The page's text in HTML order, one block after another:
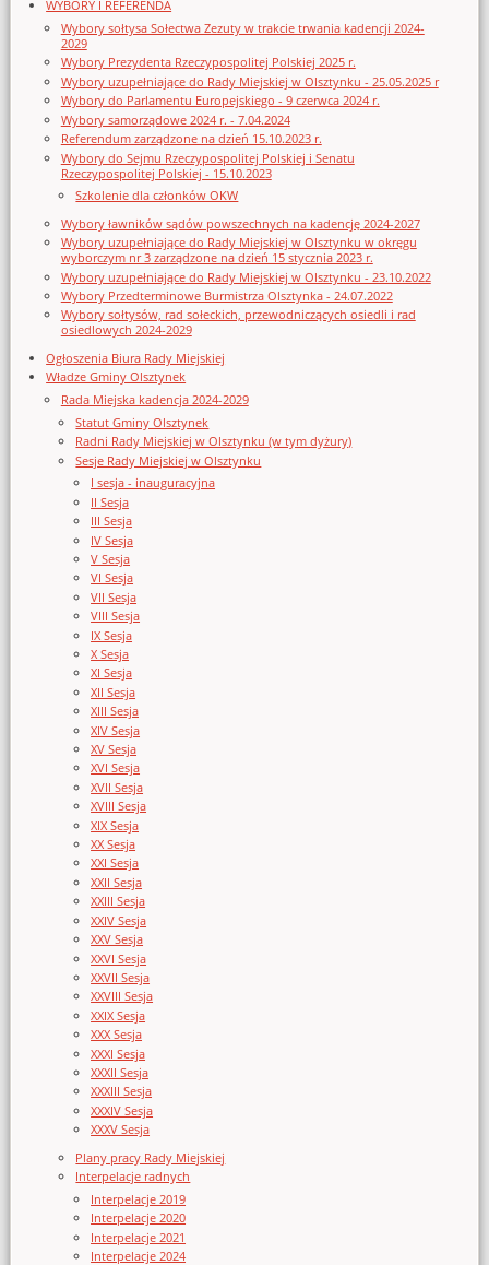
WYBORY I REFERENDA
Wybory sołtysa Sołectwa Zezuty w trakcie trwania kadencji 2024-
2029
Wybory Prezydenta Rzeczypospolitej Polskiej 2025 r.
Wybory uzupełniające do Rady Miejskiej w Olsztynku - 25.05.2025 r
Wybory do Parlamentu Europejskiego - 9 czerwca 2024 r.
Wybory samorządowe 2024 r. - 7.04.2024
Referendum zarządzone na dzień 15.10.2023 r.
Wybory do Sejmu Rzeczypospolitej Polskiej i Senatu
Rzeczypospolitej Polskiej - 15.10.2023
Szkolenie dla członków OKW
Wybory ławników sądów powszechnych na kadencję 2024-2027
Wybory uzupełniające do Rady Miejskiej w Olsztynku w okręgu
wyborczym nr 3 zarządzone na dzień 15 stycznia 2023 r.
Wybory uzupełniające do Rady Miejskiej w Olsztynku - 23.10.2022
Wybory Przedterminowe Burmistrza Olsztynka - 24.07.2022
Wybory sołtysów, rad sołeckich, przewodniczących osiedli i rad
osiedlowych 2024-2029
Ogłoszenia Biura Rady Miejskiej
Władze Gminy Olsztynek
Rada Miejska kadencja 2024-2029
Statut Gminy Olsztynek
Radni Rady Miejskiej w Olsztynku (w tym dyżury)
Sesje Rady Miejskiej w Olsztynku
I sesja - inauguracyjna
II Sesja
III Sesja
IV Sesja
V Sesja
VI Sesja
VII Sesja
VIII Sesja
IX Sesja
X Sesja
XI Sesja
XII Sesja
XIII Sesja
XIV Sesja
XV Sesja
XVI Sesja
XVII Sesja
XVIII Sesja
XIX Sesja
XX Sesja
XXI Sesja
XXII Sesja
XXIII Sesja
XXIV Sesja
XXV Sesja
XXVI Sesja
XXVII Sesja
XXVIII Sesja
XXIX Sesja
XXX Sesja
XXXI Sesja
XXXII Sesja
XXXIII Sesja
XXXIV Sesja
XXXV Sesja
Plany pracy Rady Miejskiej
Interpelacje radnych
Interpelacje 2019
Interpelacje 2020
Interpelacje 2021
Interpelacje 2024